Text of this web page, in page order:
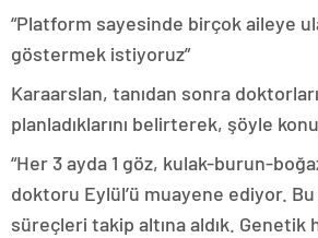
“Platform sayesinde birçok aileye
göstermek istiyoruz”
Karaarslan, tanıdan sonra
planladıklarını belirterek, şöyle
“Her 3 ayda 1 göz, kulak-burun-
doktoru Eylül’ü muayene ediyor.
süreçleri takip altına aldık. Genetik